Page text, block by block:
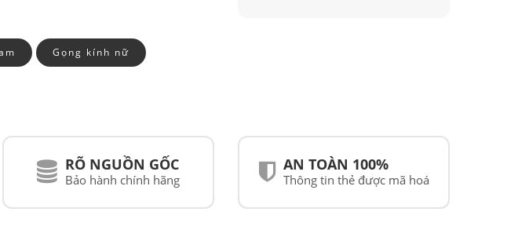
Gọng kính nữ
RÕ NGUỒN GỐC
Bảo hành chính hãng
AN TOÀN 100%
Thông tin thẻ được mã hoá